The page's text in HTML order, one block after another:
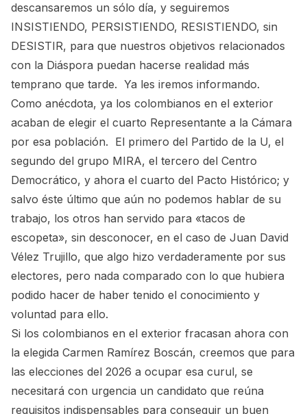
descansaremos un sólo día, y seguiremos
INSISTIENDO, PERSISTIENDO, RESISTIENDO, sin
DESISTIR, para que nuestros objetivos relacionados
con la Diáspora puedan hacerse realidad más
temprano que tarde. Ya les iremos informando.
Como anécdota, ya los colombianos en el exterior
acaban de elegir el cuarto Representante a la Cámara
por esa población. El primero del Partido de la U, el
segundo del grupo MIRA, el tercero del Centro
Democrático, y ahora el cuarto del Pacto Histórico; y
salvo éste último que aún no podemos hablar de su
trabajo, los otros han servido para «tacos de
escopeta», sin desconocer, en el caso de Juan David
Vélez Trujillo, que algo hizo verdaderamente por sus
electores, pero nada comparado con lo que hubiera
podido hacer de haber tenido el conocimiento y
voluntad para ello.
Si los colombianos en el exterior fracasan ahora con
la elegida Carmen Ramírez Boscán, creemos que para
las elecciones del 2026 a ocupar esa curul, se
necesitará con urgencia un candidato que reúna
requisitos indispensables para conseguir un buen